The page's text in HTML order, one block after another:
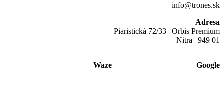
info@trones.sk
Adresa
Piaristická 72/33 | Orbis Premium
Nitra | 949 01
Waze Google